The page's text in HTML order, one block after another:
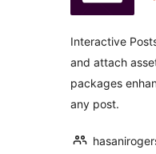
Interactive
and attach
packages
any post.